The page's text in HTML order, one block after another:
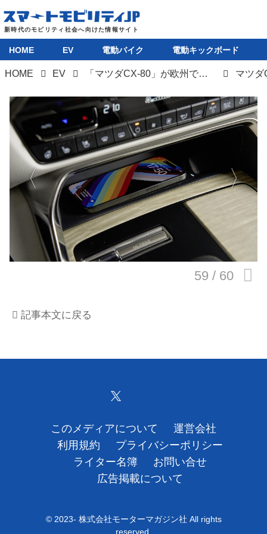
EV
電動バイク
電動キックボード
ライフスタイル
テクノロジー
このメディアについて
利用規約
お問い合せ
広告掲載について
HOME EV 電動バイク 電動キックボード
HOME EV 「マツダCX-80」が欧州で世界初公開、PHEVとディーゼルハイブリッドを用意。日本導入も近い！ マツダ
記事本文に戻る
このメディアについて
運営会社
利用規約
プライバシーポリシー
ライター名簿
お問い合せ
広告掲載について
© 2023- 株式会社モーターマガジン社 All rights
reserved.